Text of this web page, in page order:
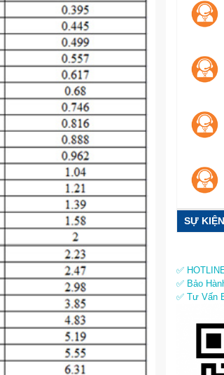
SỰ
✅
✅ Bảo
✅ Tư Vấn